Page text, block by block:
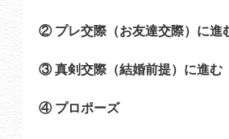
② プレ交際（お友達交際）に進
③ 真剣交際（結婚前提）に進む
④ プロポーズ